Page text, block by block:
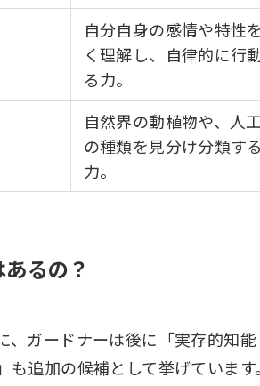
自分自身の感情や特性
く理解し、自律的に行
る力。
自然界の動植物や、人
の種類を見分け分類す
力。
あるの？
、ガードナーは後に「実存的知
追加の候補として挙げています。